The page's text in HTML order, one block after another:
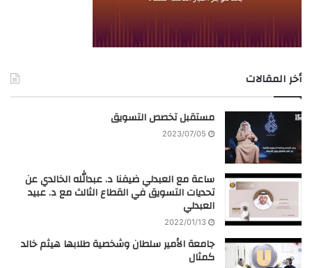
أخر المقالات
مستقبل تخصص التسويق
2023/07/05
ساعة مع العبدلي ضيفنا د. عبدالله الخالدي عن
تحديات التسويق في القطاع الثالث مع د. عبيد
العبدلي
2022/01/13
جامعة الأمير سلطان وشخصية طلابها هيثم خالد
كمثال